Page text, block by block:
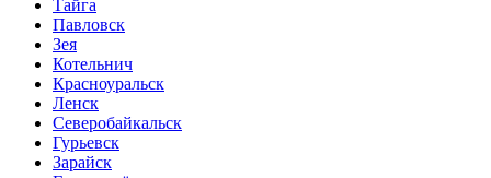
Тайга
Павловск
Зея
Котельнич
Красноуральск
Ленск
Северобайкальск
Гурьевск
Зарайск